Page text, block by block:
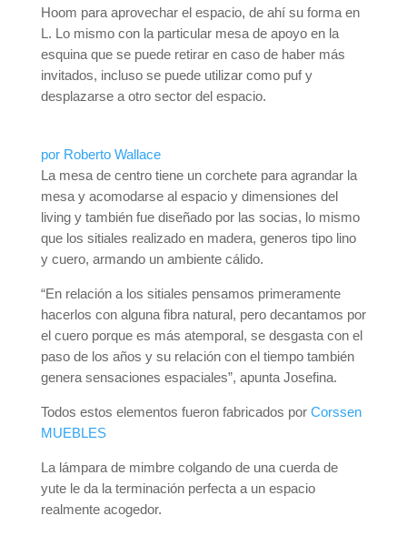
Hoom para aprovechar el espacio, de ahí su forma en
L. Lo mismo con la particular mesa de apoyo en la
esquina que se puede retirar en caso de haber más
invitados, incluso se puede utilizar como puf y
desplazarse a otro sector del espacio.
por Roberto Wallace
La mesa de centro tiene un corchete para agrandar la
mesa y acomodarse al espacio y dimensiones del
living y también fue diseñado por las socias, lo mismo
que los sitiales realizado en madera, generos tipo lino
y cuero, armando un ambiente cálido.
“En relación a los sitiales pensamos primeramente
hacerlos con alguna fibra natural, pero decantamos por
el cuero porque es más atemporal, se desgasta con el
paso de los años y su relación con el tiempo también
genera sensaciones espaciales”, apunta Josefina.
Todos estos elementos fueron fabricados por Corssen
MUEBLES
La lámpara de mimbre colgando de una cuerda de
yute le da la terminación perfecta a un espacio
realmente acogedor.